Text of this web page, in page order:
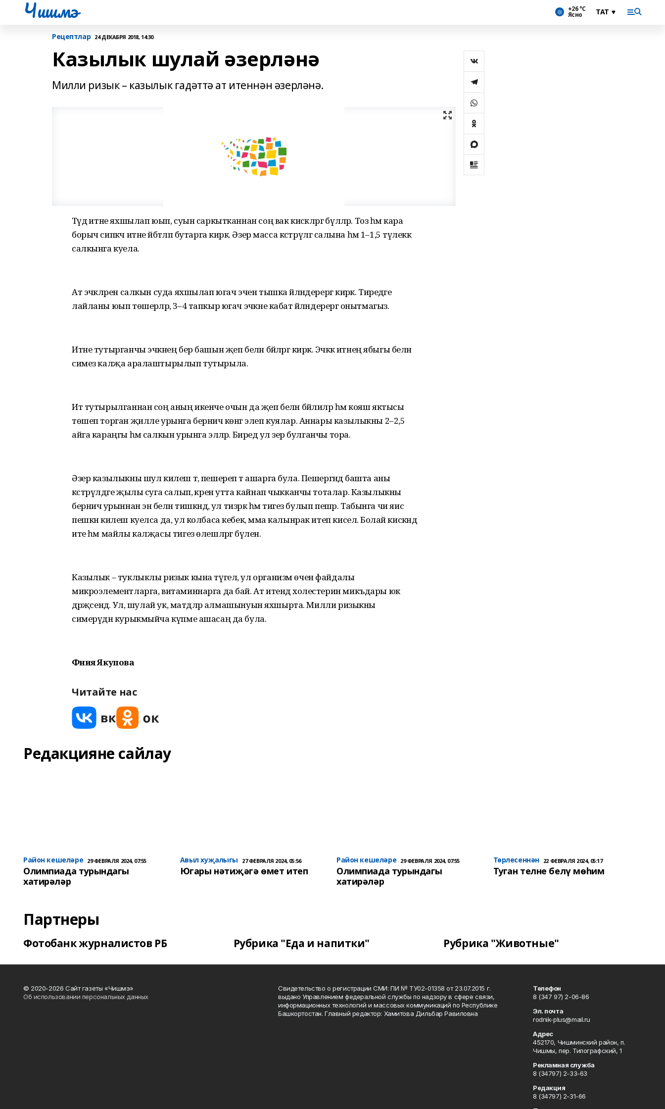
Чишмэ +26 °С
Ясно
Рецептлар 24 ДЕКАБРЯ 2018, 14:30
Казылык шулай әзерләнә
Милли ризык – казылык гадәттә ат итеннән әзерләнә.
Тәүдә итне яхшылап юып, суын саркытканнан соң вак кисәкләргә бүләләр. Тоз һәм кара
борыч сипкәч итне әйбәтләп бутарга кирәк. Әзер масса кәстрүлгә салына һәм 1–1,5 тәүлеккә
салкынга куела.
Ат эчәкләрен салкын суда яхшылап югач эчен тышка әйләндерергә кирәк. Тиредәге
лайланы юып төшерәләр, 3–4 тапкыр югач эчәкне кабат әйләндерергә онытмагыз.
Итне тутырганчы эчәкнең бер башын җеп белән бәйләргә кирәк. Эчәккә итнең ябыгы белән
симез калҗа аралаштырылып тутырыла.
Ит тутырылганнан соң аның икенче очын да җеп белән бәйлиләр һәм кояш яктысы
төшеп торган җилле урынга берничә көнгә элеп куялар. Аннары казылыкны 2–2,5
айга караңгы һәм салкын урынга эләләр. Биредә ул әзер булганчы тора.
Әзер казылыкны шул килеш тә, пешереп тә ашарга була. Пешергәндә башта аны
кәстрүлдәге җылы суга салып, әкрен утта кайнап чыкканчы тоталар. Казылыкны
берничә урыннан энә белән тишкәндә, ул тизрәк һәм тигез булып пешәр. Табынга чи яисә
пешкән килеш куелса да, ул колбаса кебек, әмма калынрак итеп киселә. Болай кискәндә
ите һәм майлы калҗасы тигез өлешләргә бүленә.
Казылык – туклыклы ризык кына түгел, ул организм өчен файдалы
микроэлементларга, витаминнарга да бай. Ат итендә холестерин микъдары юк
дәрәҗәсендә. Ул, шулай ук, матдәләр алмашынуын яхшырта. Милли ризыкны
симерүдән курыкмыйча күпме ашасаң да була.
Фәния Якупова
Читайте нас
Редакцияне сайлау
Район кешеләре 29 ФЕВРАЛЯ 2024, 07:55
Олимпиада турындагы
хатирәләр
Авыл хуҗалыгы 27 ФЕВРАЛЯ 2024, 05:56
Югары нәтиҗәгә өмет итеп
Район кешеләре 29 ФЕВРАЛЯ 2024, 07:55
Олимпиада турындагы
хатирәләр
Төрлесеннән 22 ФЕВРАЛЯ 2024, 05:17
Туган телне белү мөһим
Партнеры
Фотобанк журналистов РБ Рубрика "Еда и напитки" Рубрика "Животные"
© 2020-2026 Сайт газеты «Чишмэ»
Об использовании персональных данных
Свидетельство о регистрации СМИ: ПИ № ТУ02-01358 от 23.07.2015 г.
выдано Управлением федеральной службы по надзору в сфере связи,
информационных технологий и массовых коммуникаций по Республике
Башкортостан. Главный редактор: Хамитова Дильбар Равиловна
Телефон
8 (347 97) 2-06-86
Эл. почта
rodnik-plus@mail.ru
Адрес
452170, Чишминский район, п.
Чишмы, пер. Типографский, 1
Рекламная служба
8 (34797) 2-33-63
Редакция
8 (34797) 2-31-66